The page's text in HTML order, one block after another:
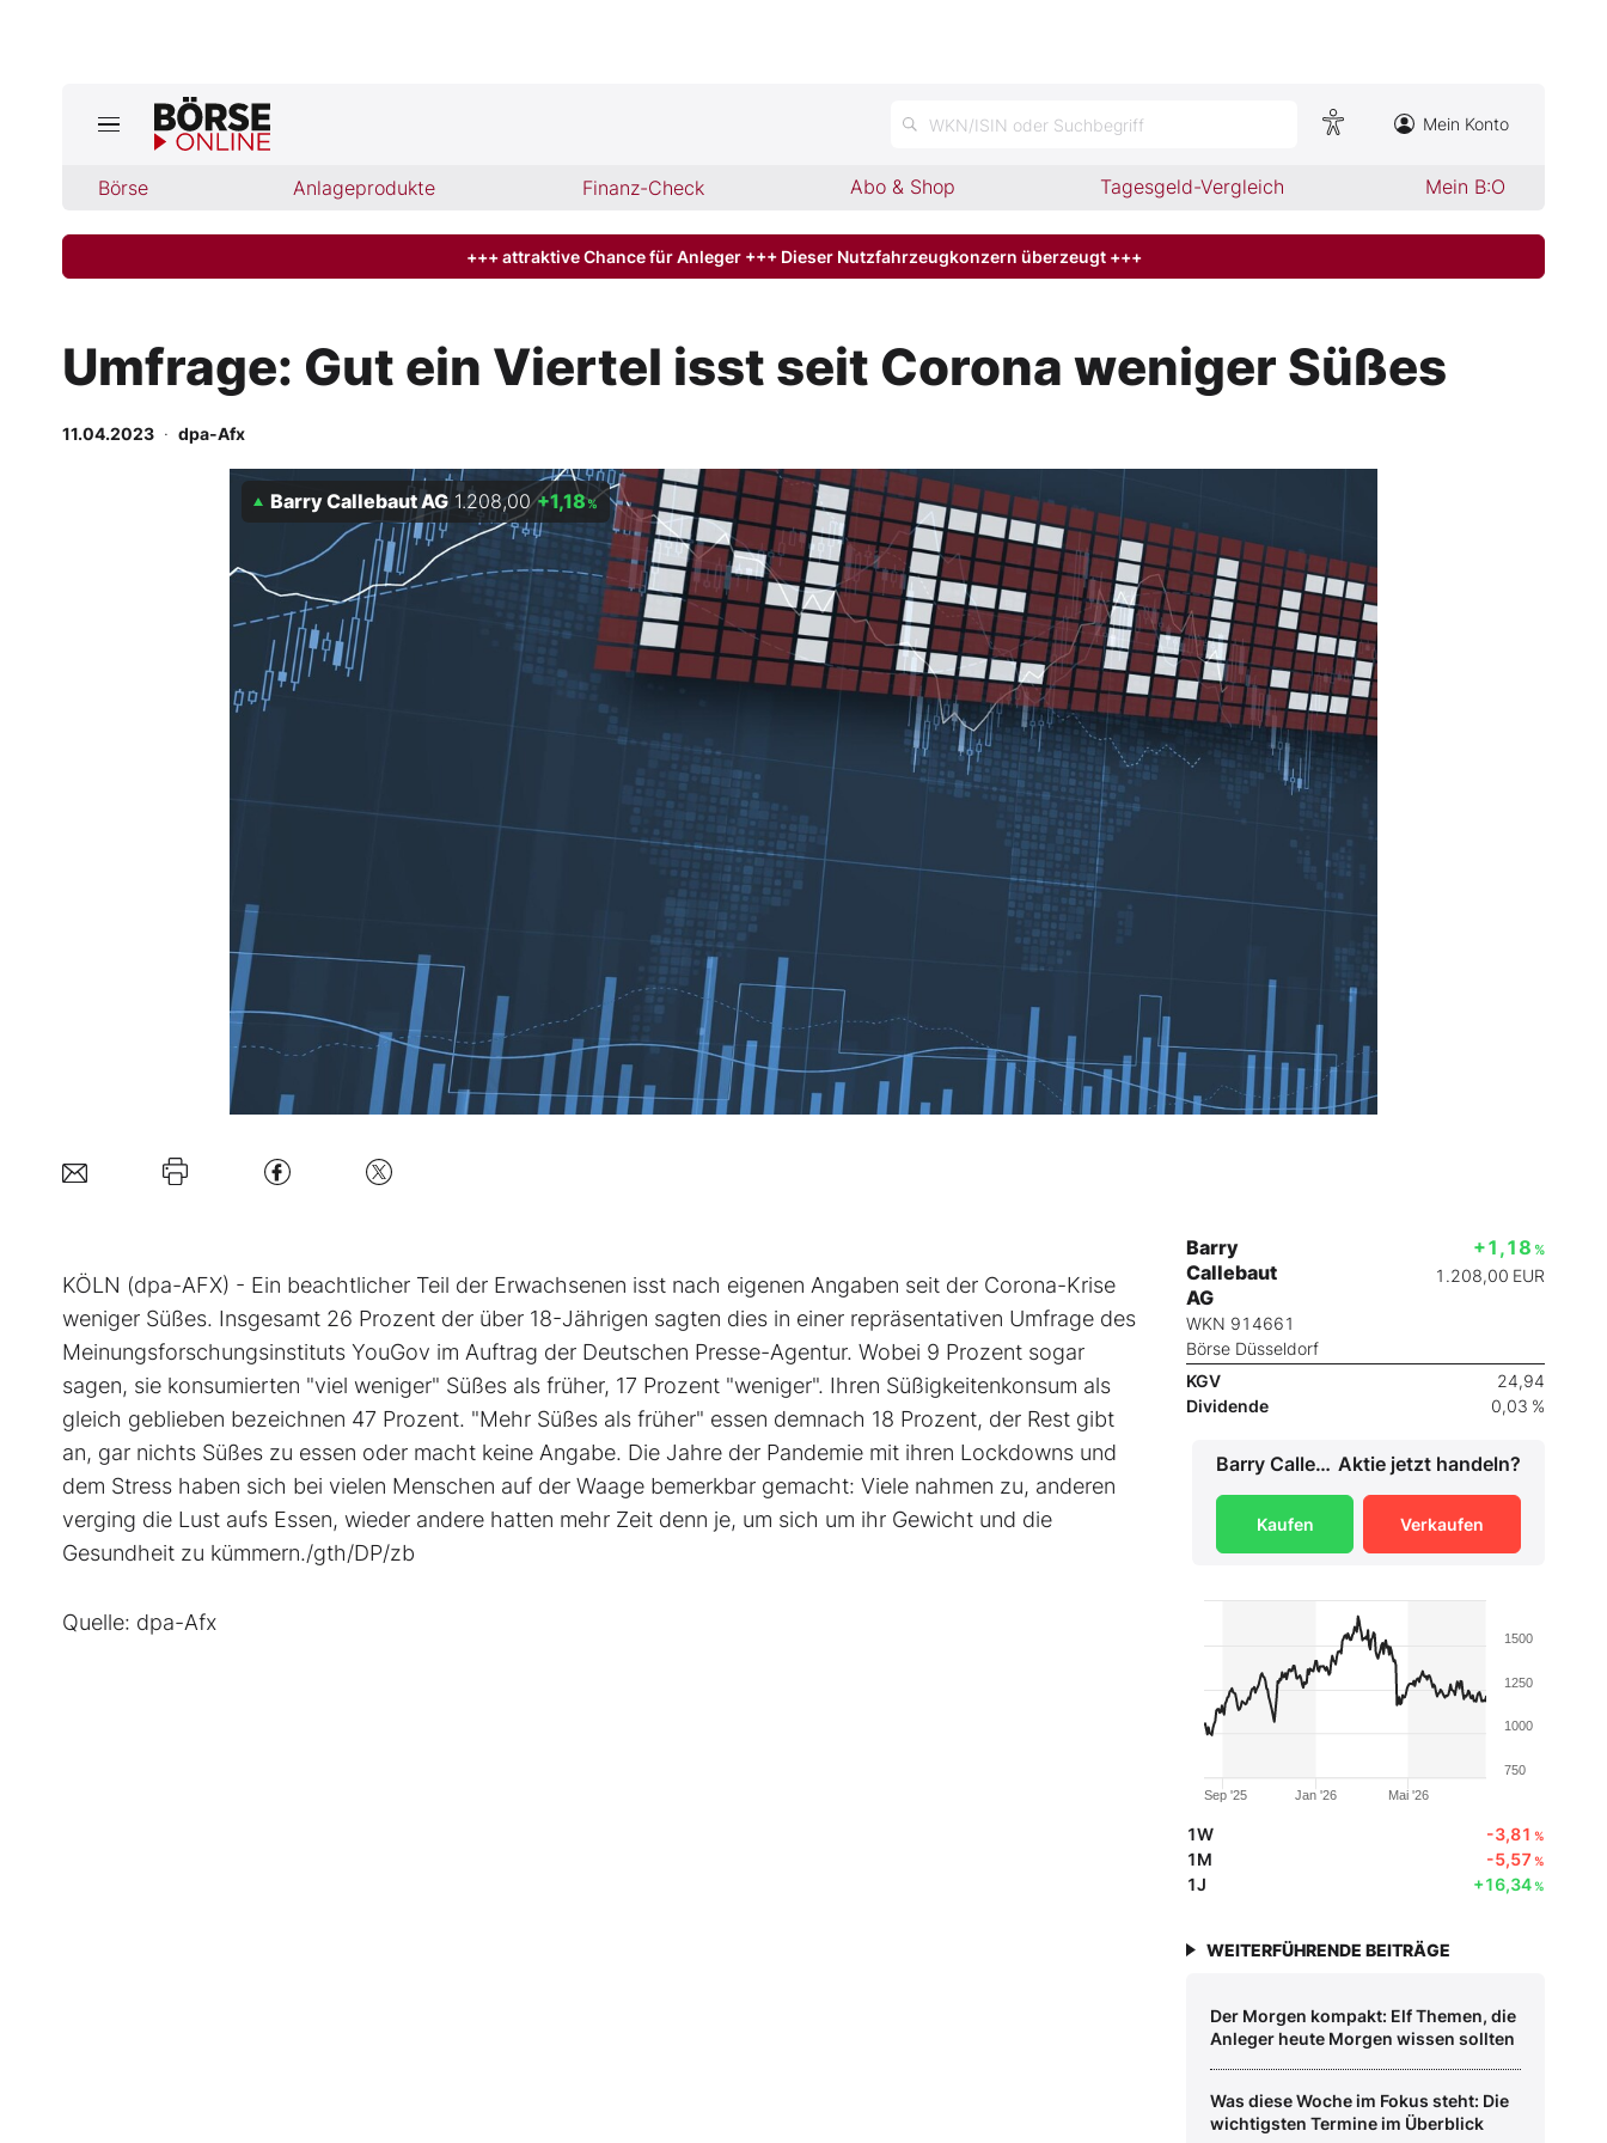
WKN/ISIN oder Suchbegriff Mein Konto
Börse Anlageprodukte Finanz-Check Abo & Shop Tagesgeld-Vergleich Mein B:O
Börse
Abo & Shop
BO-Musterdepots
Experten
Mein B:O
Mein Konto
+++ attraktive Chance für Anleger +++ Dieser Nutzfahrzeugkonzern überzeugt +++
Umfrage: Gut ein Viertel isst seit Corona weniger Süßes
11.04.2023 · dpa-Afx
Barry Callebaut AG 1.208,00 +1,18%
KÖLN (dpa-AFX) - Ein beachtlicher Teil der Erwachsenen isst nach eigenen Angaben seit der Corona-Krise
weniger Süßes. Insgesamt 26 Prozent der über 18-Jährigen sagten dies in einer repräsentativen Umfrage des
Meinungsforschungsinstituts YouGov im Auftrag der Deutschen Presse-Agentur. Wobei 9 Prozent sogar
sagen, sie konsumierten "viel weniger" Süßes als früher, 17 Prozent "weniger". Ihren Süßigkeitenkonsum als
gleich geblieben bezeichnen 47 Prozent. "Mehr Süßes als früher" essen demnach 18 Prozent, der Rest gibt
an, gar nichts Süßes zu essen oder macht keine Angabe. Die Jahre der Pandemie mit ihren Lockdowns und
dem Stress haben sich bei vielen Menschen auf der Waage bemerkbar gemacht: Viele nahmen zu, anderen
verging die Lust aufs Essen, wieder andere hatten mehr Zeit denn je, um sich um ihr Gewicht und die
Gesundheit zu kümmern./gth/DP/zb
Quelle: dpa-Afx
Barry
Callebaut
AG
WKN 914661
Börse Düsseldorf
+1,18 %
1.208,00 EUR
KGV
24,94
Dividende
0,03 %
Barry Callebaut AG Aktie jetzt handeln?
Kaufen Verkaufen
Jan '26
Sep '25 Mai '26
750
1000
1250
1500
1W -3,81 %
1M -5,57 %
1J +16,34%
WEITERFÜHRENDE BEITRÄGE
Der Morgen kompakt: Elf Themen, die
Anleger heute Morgen wissen sollten
Was diese Woche im Fokus steht: Die
wichtigsten Termine im Überblick